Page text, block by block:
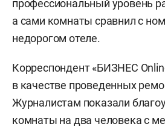
профессиональный уровень
а сами комнаты сравнил с
недорогом отеле.
Корреспондент «БИЗНЕС
в качестве проведенных
Журналистам показали
комнаты на два человека с